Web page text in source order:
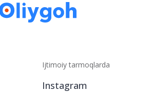
Ijtimoiy tarmoqlarda
Instagram